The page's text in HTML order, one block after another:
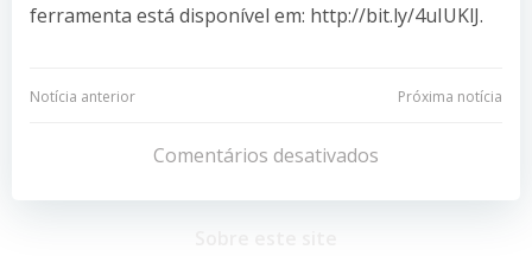
ferramenta está disponível em: http://bit.ly/4uIUKlJ.
Navegação
Post
Notícia anterior
Navegação
de
Post
Próxima notícia
Comentários desativados